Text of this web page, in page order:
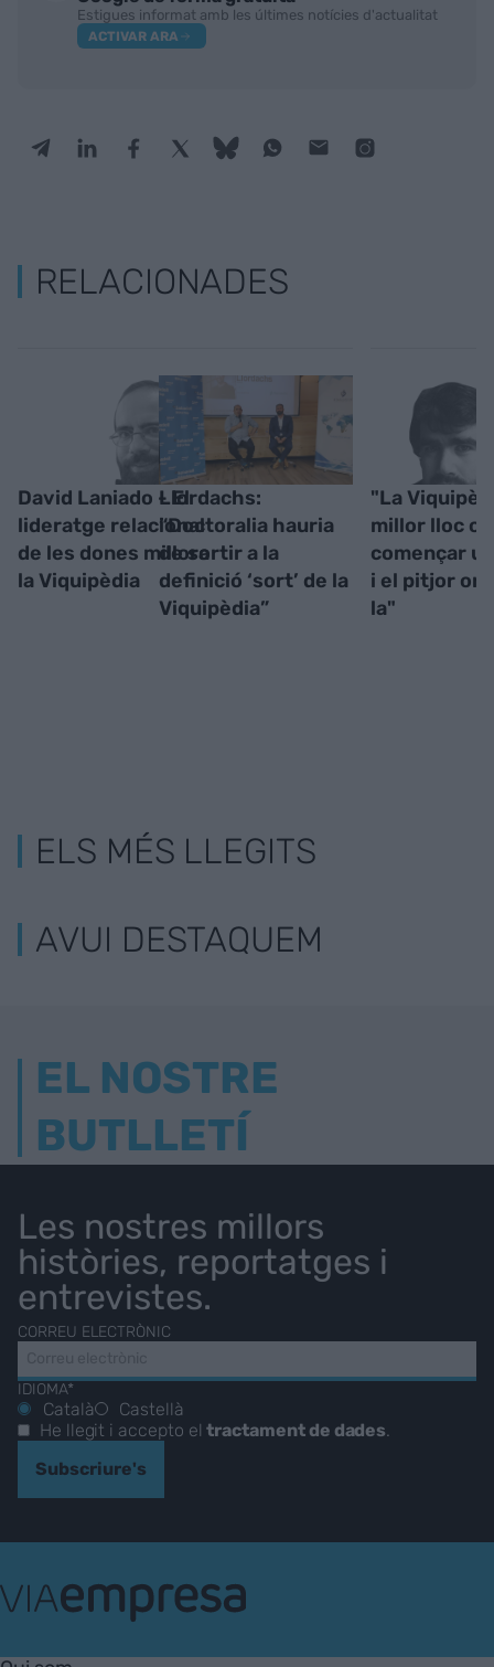
Estigues informat amb les últimes notícies d'actualitat
ACTIVAR ARA
RELACIONADES
David Laniado - El
lideratge relacional
de les dones millora
la Viquipèdia
Llordachs:
“Doctoralia hauria
de sortir a la
definició ‘sort’ de la
Viquipèdia”
"La
millor lloc on
començar
i el pitjor on
la"
ELS MÉS LLEGITS
AVUI DESTAQUEM
EL NOSTRE
BUTLLETÍ
Les nostres millors
històries, reportatges i
entrevistes.
CORREU ELECTRÒNIC
IDIOMA*
Català
Castellà
He llegit i accepto eltractament de dades.
Subscriure's
Empresa